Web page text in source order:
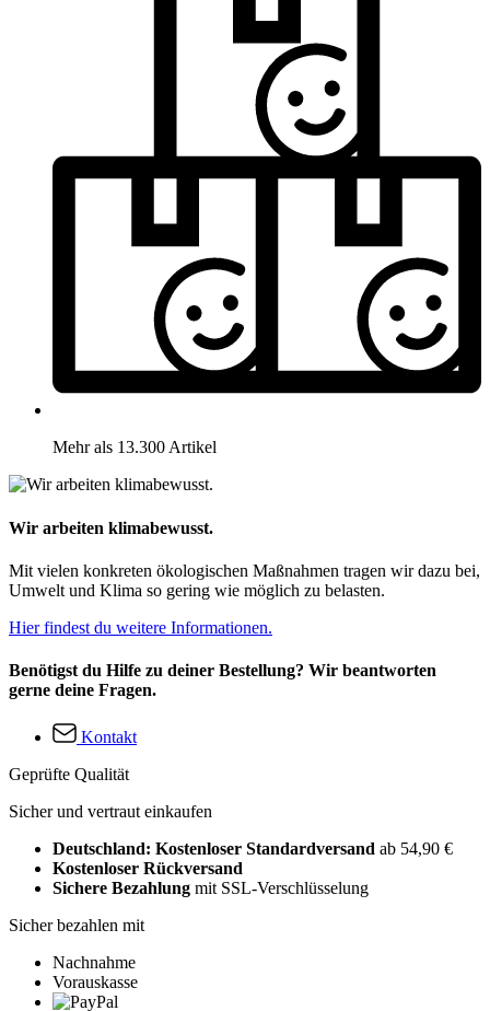
Mehr als 13.300 Artikel
Wir arbeiten klimabewusst.
Mit vielen konkreten ökologischen Maßnahmen tragen wir dazu bei,
Umwelt und Klima so gering wie möglich zu belasten.
Hier findest du weitere Informationen.
Benötigst du Hilfe zu deiner Bestellung? Wir beantworten
gerne deine Fragen.
Kontakt
Geprüfte Qualität
Sicher und vertraut einkaufen
Deutschland: Kostenloser Standardversand ab 54,90 €
Kostenloser Rückversand
Sichere Bezahlung mit SSL-Verschlüsselung
Sicher bezahlen mit
Nachnahme
Vorauskasse